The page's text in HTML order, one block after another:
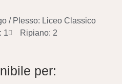
/ Plesso: Liceo Classico
1
Ripiano: 2
per: